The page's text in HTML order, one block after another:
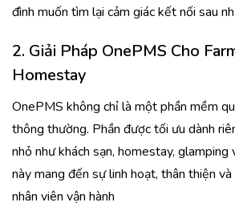
đình muốn tìm lại cảm giác kết nối sau
2. Giải Pháp OnePMS Cho
Homestay
OnePMS không chỉ là một phần mềm
thông thường. Phần được tối ưu dành
nhỏ như khách sạn, homestay, glamping
này mang đến sự linh hoạt, thân thiện
nhân viên vận hành